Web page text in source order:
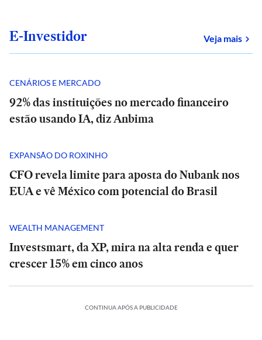
E-Investidor Veja mais
CENÁRIOS E MERCADO
92% das instituições no mercado financeiro
estão usando IA, diz Anbima
EXPANSÃO DO ROXINHO
CFO revela limite para aposta do Nubank nos
EUA e vê México com potencial do Brasil
WEALTH MANAGEMENT
Investsmart, da XP, mira na alta renda e quer
crescer 15% em cinco anos
CONTINUA APÓS A PUBLICIDADE